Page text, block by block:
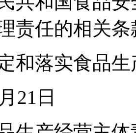
责任的相关
和落实食品
21日